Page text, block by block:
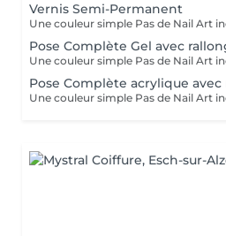
Vernis Semi-Permanent
Une couleur simple Pas de Nail Art
Pose Complète Gel avec
Une couleur simple Pas de Nail Art
Pose Complète acrylique
Une couleur simple Pas de Nail Art